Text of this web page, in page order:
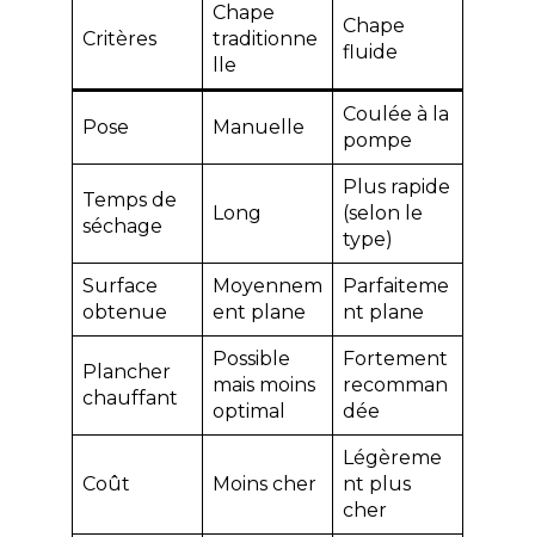
Critères
Chape
traditionne
lle
Chape
fluide
Pose Manuelle
Coulée à la
pompe
Temps de
séchage
Long
Plus rapide
(selon le
type)
Surface
obtenue
Moyennem
ent plane
Parfaiteme
nt plane
Plancher
chauffant
Possible
mais moins
optimal
Fortement
recomman
dée
Coût Moins cher
Légèreme
nt plus
cher